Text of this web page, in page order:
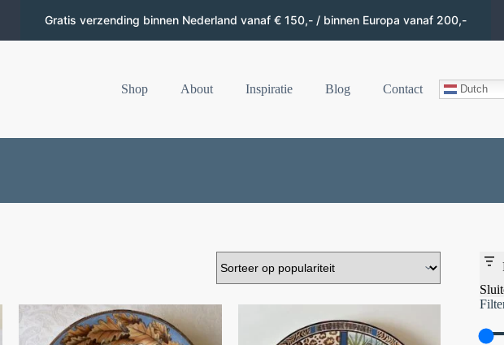
Gratis verzending binnen Nederland vanaf € 150,- / binnen Europa vanaf 200,-
Shop About Inspiratie Blog Contact Dutch